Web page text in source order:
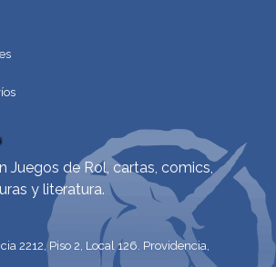
Juegos de Rol, cartas, comics,
y literatura.
2212, Piso 2, Local 126. Providencia,